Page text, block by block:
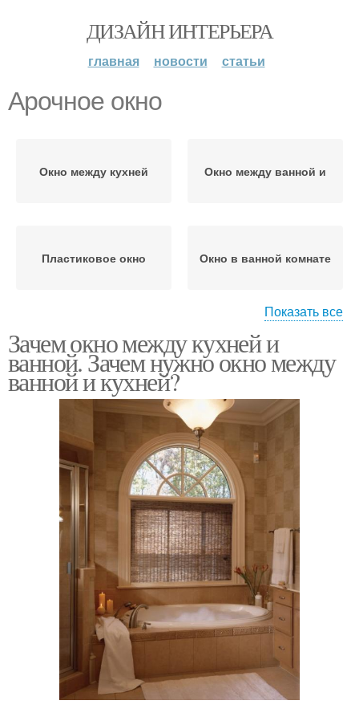
ДИЗАЙН ИНТЕРЬЕРА
главная новости статьи
Арочное окно
Окно между кухней Окно между ванной и
Пластиковое окно Окно в ванной комнате
Ящик под окном
Показать все
Зачем окно между кухней и
ванной. Зачем нужно окно между
ванной и кухней?